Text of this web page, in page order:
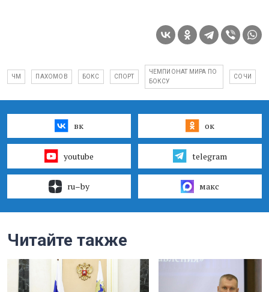
ЧМ ПАХОМОВ БОКС СПОРТ
ЧЕМПИОНАТ МИРА ПО
БОКСУ
СОЧИ
вк ок
youtube telegram
ru–by макс
Читайте также